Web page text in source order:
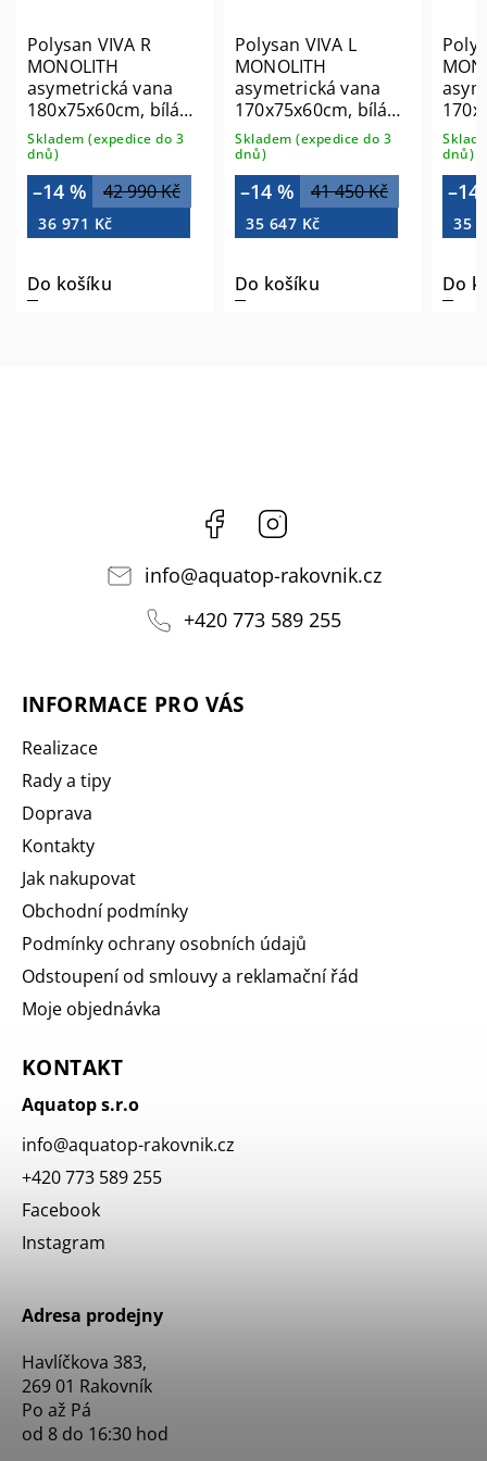
Polysan VIVA R
MONOLITH
asymetrická vana
180x75x60cm, bílá
72129M
Skladem (expedice do 3
dnů)
42 990 Kč
–14 %
36 971 Kč
Do košíku
Polysan VIVA L
MONOLITH
asymetrická vana
170x75x60cm, bílá
70119M
Skladem (expedice do 3
dnů)
41 450 Kč
–14 %
35 647 Kč
Do košíku
dnů)
–14
35
Do
Facebook
info@aquatop-rakovnik.cz
+420 773 589 255
INFORMACE PRO VÁS
Realizace
Rady a tipy
Doprava
Kontakty
Jak nakupovat
Obchodní podmínky
Podmínky ochrany osobních údajů
Odstoupení od smlouvy a reklamační řád
Moje objednávka
KONTAKT
Aquatop s.r.o
info@aquatop-rakovnik.cz
+420 773 589 255
Facebook
Instagram
Adresa prodejny
Havlíčkova 383,
269 01 Rakovník
Po až Pá
od 8 do 16:30 hod